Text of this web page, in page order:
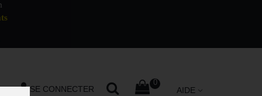
AIDE
0
SE CONNECTER